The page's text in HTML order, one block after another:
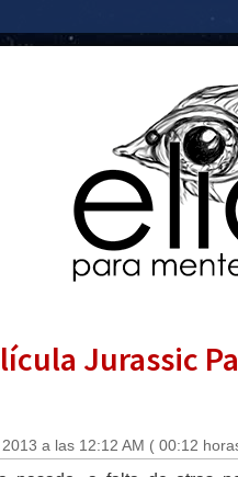
Jurassic
a las 12:12 AM ( 00:12